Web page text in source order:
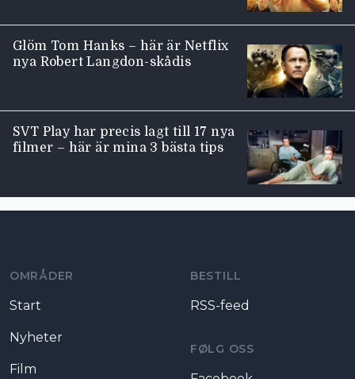
Glöm Tom Hanks – här är Netflix
nya Robert Langdon-skådis
SVT Play har precis lagt till 17 nya
filmer – här är mina 3 bästa tips
OMRÅDER
Start
Nyheter
Film
BESTILL
RSS-feed
FØLG OSS